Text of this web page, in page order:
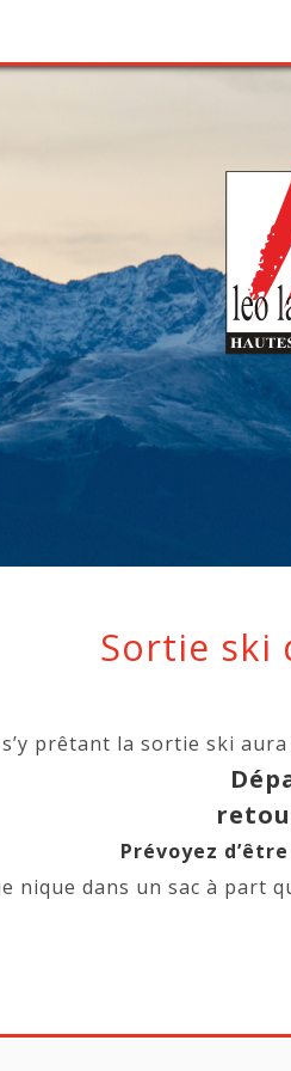
Sortie ski
prêtant la sortie ski
Prévoyez
dans un sac à part